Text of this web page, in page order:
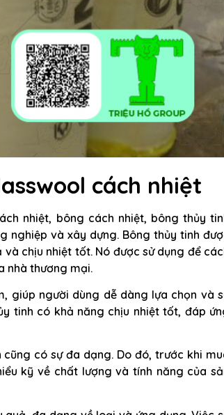
cách nhiệt
nhiệt, bông cách nhiệt, bông thủy
và xây dựng. Bông thủy tinh
chịu nhiệt tốt. Nó được sử dụng để
nhà thương mại.
giúp người dùng dễ dàng lựa chọn và
tinh có khả năng chịu nhiệt tốt, đáp
có sự đa dạng. Do đó, trước khi
kỹ về chất lượng và tính năng của